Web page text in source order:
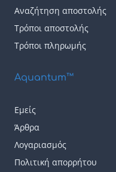
Αναζήτηση αποστολής
Τρόποι αποστολής
Τρόποι πληρωμής
Aquantum™
Εμείς
Άρθρα
Λογαριασμός
Πολιτική απορρήτου